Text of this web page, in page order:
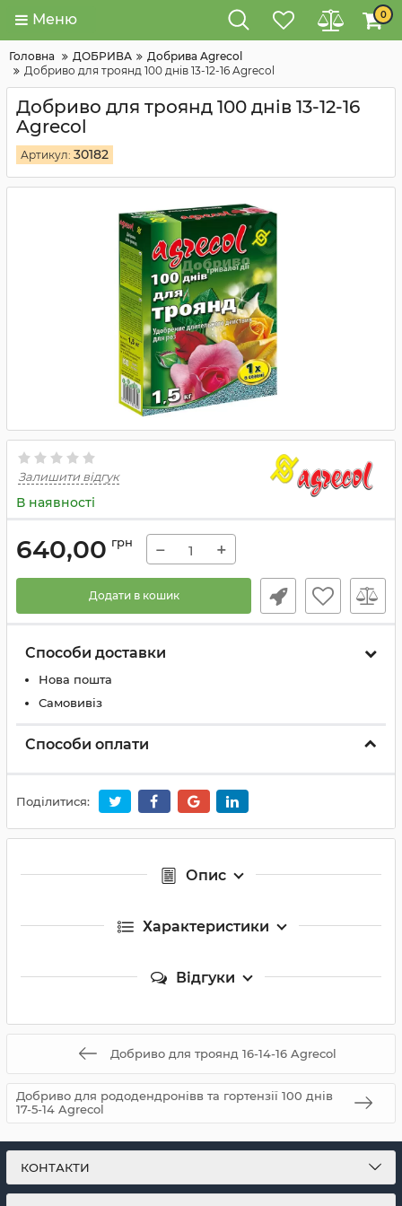
Меню 0
Головна ДОБРИВА
Добрива Agrecol
Добриво для троянд 100 днів 13-12-16 Agrecol
Добриво для троянд 100 днів 13-12-16
Agrecol
Артикул: 30182
Залишити відгук
В наявності
640,00 грн − +
Додати в кошик
Способи доставки
Нова пошта
Самовивіз
Способи оплати
Поділитися:
Опис
Характеристики
Відгуки
Добриво для троянд 16-14-16 Agrecol
Добриво для рододендронівв та гортензії 100 днів
17-5-14 Agrecol
КОНТАКТИ